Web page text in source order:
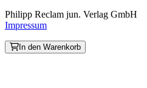
Philipp Reclam jun. Verlag GmbH
Impressum
In den Warenkorb